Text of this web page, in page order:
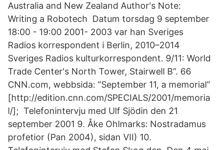
Australia and New Zealand Author's Note:
Writing a Robotech Datum torsdag 9 september
18:00 - 19:00 2001- 2003 var han Sveriges
Radios korrespondent i Berlin, 2010–2014
Sveriges Radios kulturkorrespondent. 9/11: World
Trade Center's North Tower, Stairwell B”. 66
CNN.com, webbsida: ”September 11, a memorial”
[http://edition.cnn.com/SPECIALS/2001/memoria
l/]; Telefonintervju med Ulf Sjödin den 21
september 2001 9. Åke Ohlmarks: Nostradamus
profetior (Pan 2004), sidan VII) 10.